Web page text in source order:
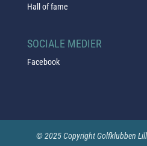
Hall of fame
SOCIALE MEDIER
Facebook
© 2025 Copyright Golfklubben